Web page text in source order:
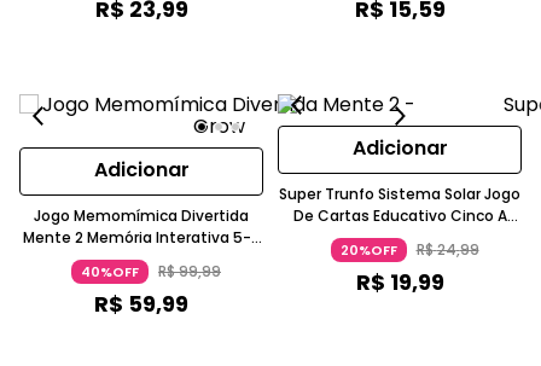
R$ 23,99 R$ 15,59
Adicionar
Jogo Memomímica Divertida
Mente 2 Memória Interativa 5-7
Anos Grow
40%OFF R$99,99
R$ 59,99
Adicionar
Super Trunfo Sistema Solar Jogo
De Cartas Educativo Cinco A
Sete Anos Grow
20%OFF R$24,99
R$ 19,99